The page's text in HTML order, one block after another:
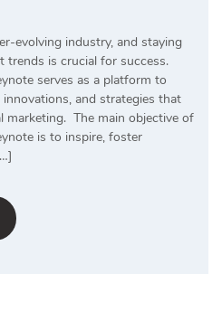
evolving industry, and staying
is crucial for success.
serves as a platform to
and strategies that
marketing. The main objective of
is to inspire, foster